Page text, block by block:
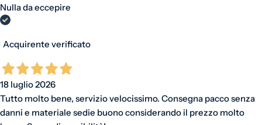
Nulla da eccepire
Acquirente verificato
18 luglio 2026
Tutto molto bene, servizio velocissimo. Consegna pacco senza
danni e materiale sedie buono considerando il prezzo molto